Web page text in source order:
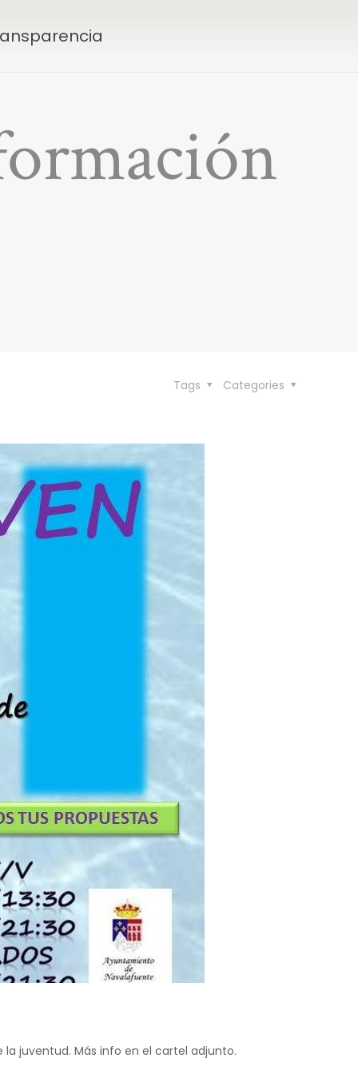
Categories
Tags
juventud. Más info en el cartel adjunto.